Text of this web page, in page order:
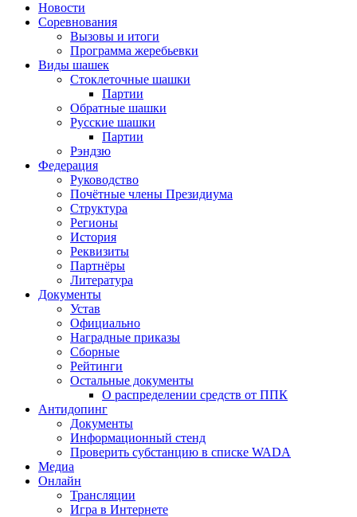
Новости
Соревнования
Вызовы и итоги
Программа жеребьевки
Виды шашек
Стоклеточные шашки
Партии
Обратные шашки
Русские шашки
Партии
Рэндзю
Федерация
Руководство
Почётные члены Президиума
Структура
Регионы
История
Реквизиты
Партнёры
Литература
Документы
Устав
Официально
Наградные приказы
Сборные
Рейтинги
Остальные документы
О распределении средств от ППК
Антидопинг
Документы
Информационный стенд
Проверить субстанцию в списке WADA
Медиа
Онлайн
Трансляции
Игра в Интернете